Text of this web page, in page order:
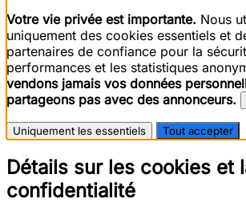
Votre vie privée est importante. Nous
uniquement des cookies essentiels et
partenaires de confiance pour la
performances et les statistiques
vendons jamais vos données
partageons pas avec des annonceurs.
Uniquement les essentiels Tout accepter
Détails sur les cookies et
confidentialité